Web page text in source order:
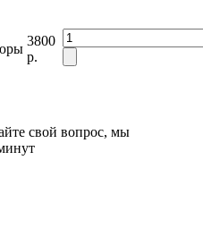
3800
р.
свой вопрос, мы